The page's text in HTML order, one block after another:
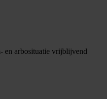
en arbosituatie vrijblijvend